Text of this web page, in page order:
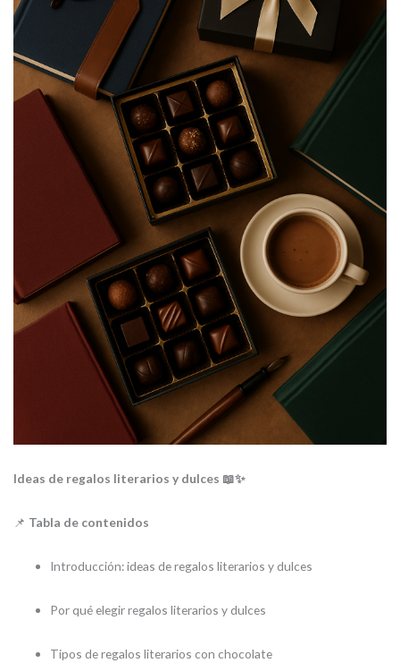
Ideas de regalos literarios y dulces 📖✨
📌 Tabla de contenidos
Introducción: ideas de regalos literarios y dulces
Por qué elegir regalos literarios y dulces
Tipos de regalos literarios con chocolate